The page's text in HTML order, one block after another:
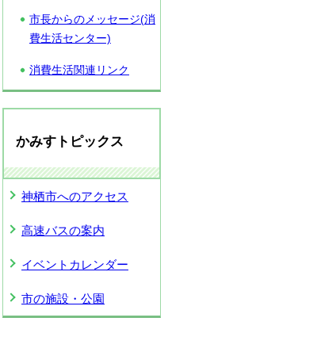
市長からのメッセージ(消
費生活センター)
消費生活関連リンク
かみすトピックス
神栖市へのアクセス
高速バスの案内
イベントカレンダー
市の施設・公園